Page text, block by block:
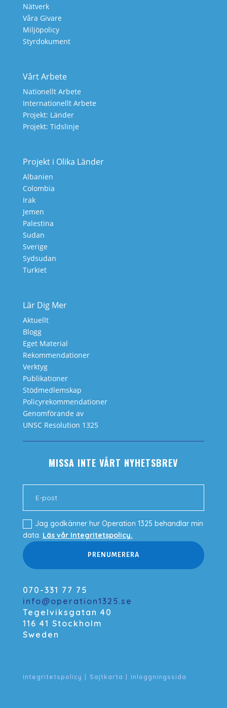
Nätverk
Våra Givare
Miljöpolicy
Styrdokument
Vårt Arbete
Nationellt Arbete
Internationellt Arbete
Projekt: Länder
Projekt: Tidslinje
Projekt i Olika Länder
Albanien
Colombia
Irak
Jemen
Palestina
Sudan
Sverige
Sydsudan
Turkiet
Lär Dig Mer
Aktuellt
Blogg
Eget Material
Rekommendationer
Verktyg
Publikationer
Stödmedlemskap
Policyrekommendationer
Genomförande av
UNSC Resolution 1325
MISSA INTE VÅRT NYHETSBREV
Jag godkänner hur Operation 1325 behandlar min
data. Läs vår Integritetspolicy.
PRENUMERERA
070-331 77 75
info@operation1325.se
Tegelviksgatan 40
116 41 Stockholm
Sweden
Integritetspolicy | Sajtkarta | Inloggningssida